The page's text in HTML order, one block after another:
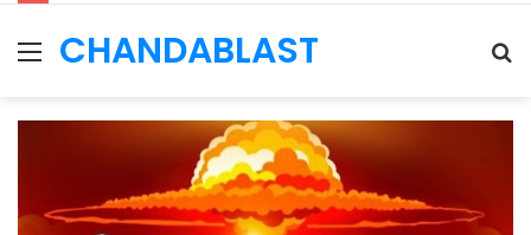
Menu
CHANDABLAST